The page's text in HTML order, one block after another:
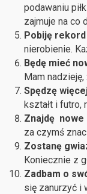
podawaniu
zajmuje na co
Pobiję rekord
nierobienie.
Będę mieć
Mam
Spędzę
kształt i futro,
Znajdę nowe
za czymś
Zostanę
Koniecznie z
Zadbam o
się zanurzyć i